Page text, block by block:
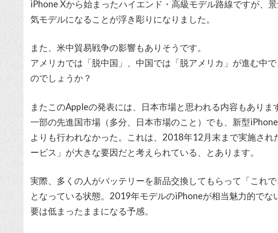
iPhone Xから始まったハイエンド・高級モデル路線ですが、
気モデルになることが浮き彫りになりました。
また、米中貿易戦争の影響もありそうです。
アメリカでは「脱中国」、中国では「脱アメリカ」が進む中
のでしょうか？
またこのAppleの発表には、日本市場と思われる内容もありま
一部の先進国市場（多分、日本市場のこと）でも、新型
よりも行われなかった。これは、2018年12月末まで実施され
ービス」が大きな要因だと考えられている、とあります。
実際、多くの人がバッテリーを新品交換してもらって「これ
となっている状態。2019年モデルのiPhoneが相当魅力的で
要は低まったままになる予感。